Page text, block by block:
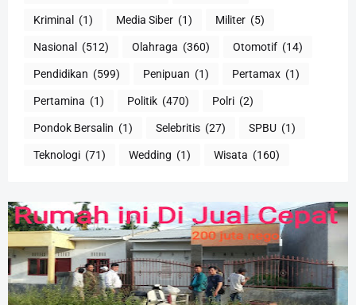
Kriminal (1) Media Siber (1) Militer (5)
Nasional (512) Olahraga (360) Otomotif (14)
Pendidikan (599) Penipuan (1) Pertamax (1)
Pertamina (1) Politik (470) Polri (2)
Pondok Bersalin (1) Selebritis (27) SPBU (1)
Teknologi (71) Wedding (1) Wisata (160)